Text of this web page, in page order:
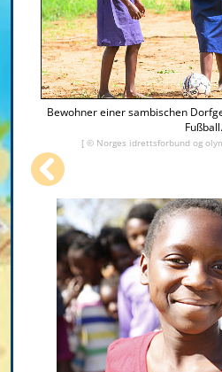
Bewohner einer sambischen
Fußball.
[ © Norges idrettsforbund og